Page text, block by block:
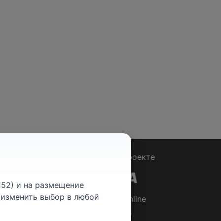
О проекте
© 2026Rabotniki.online
и на размещение
выбор в любой